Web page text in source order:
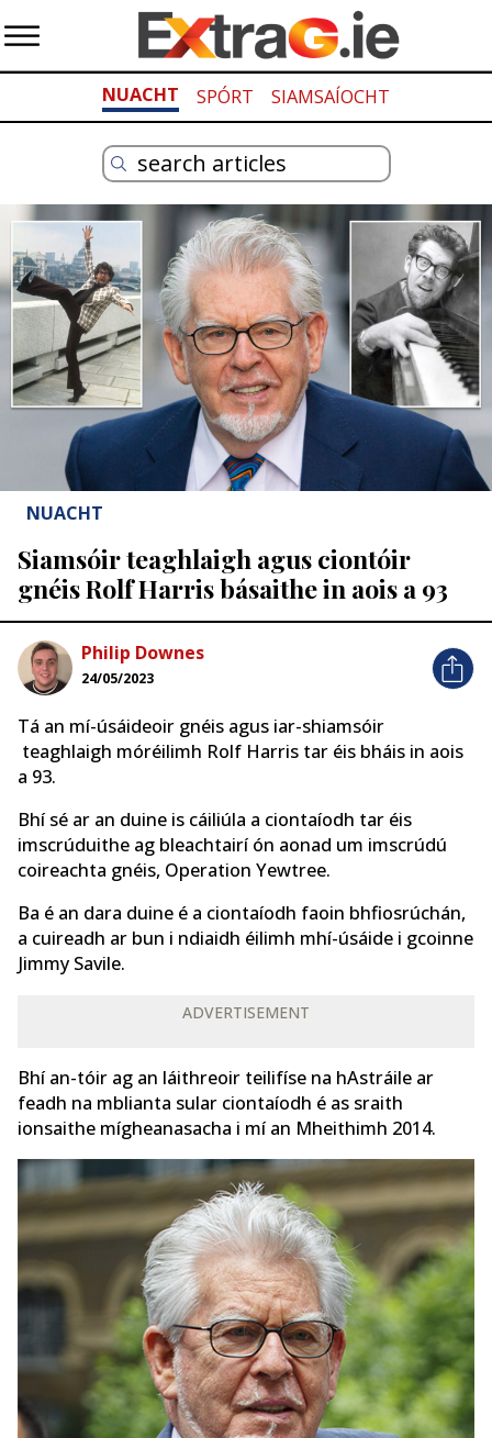
NUACHT SPÓRT SIAMSAÍOCHT
NUACHT
Siamsóir teaghlaigh agus ciontóir
gnéis Rolf Harris básaithe in aois a 93
Philip Downes
24/05/2023
Tá an mí-úsáideoir gnéis agus iar-shiamsóir
teaghlaigh móréilimh Rolf Harris tar éis bháis in aois
a 93.
Bhí sé ar an duine is cáiliúla a ciontaíodh tar éis
imscrúduithe ag bleachtairí ón aonad um imscrúdú
coireachta gnéis, Operation Yewtree.
Ba é an dara duine é a ciontaíodh faoin bhfiosrúchán,
a cuireadh ar bun i ndiaidh éilimh mhí-úsáide i gcoinne
Jimmy Savile.
ADVERTISEMENT
Bhí an-tóir ag an láithreoir teilifíse na hAstráile ar
feadh na mblianta sular ciontaíodh é as sraith
ionsaithe mígheanasacha i mí an Mheithimh 2014.